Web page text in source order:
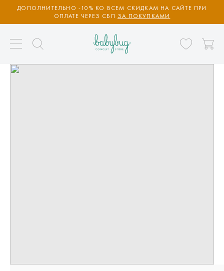
ДОПОЛНИТЕЛЬНО -10% КО ВСЕМ СКИДКАМ НА САЙТЕ ПРИ
ОПЛАТЕ ЧЕРЕЗ СБП ЗА ПОКУПКАМИ